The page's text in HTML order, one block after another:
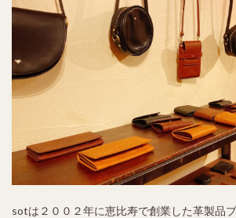
sotは２００２年に恵比寿で創業した革製品